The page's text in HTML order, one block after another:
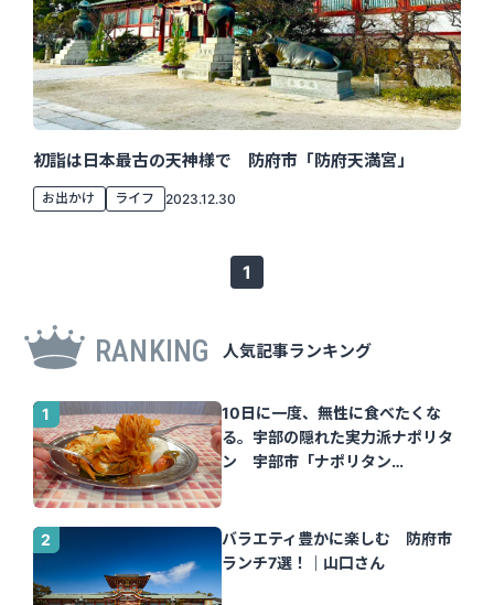
初詣は日本最古の天神様で 防府市「防府天満宮」
お出かけ ライフ 2023.12.30
1
RANKING 人気記事ランキング
10日に一度、無性に食べたくな
る。宇部の隠れた実力派ナポリタ
ン 宇部市「ナポリタン
バラエティ豊かに楽しむ 防府市
ランチ7選！｜山口さん